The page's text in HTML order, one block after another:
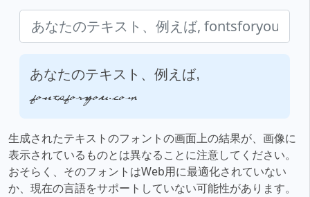
あなたのテキスト、例えば,
fontsforyou.com
生成されたテキストのフォントの画面上の結果が、画像に
表示されているものとは異なることに注意してください。
おそらく、そのフォントはWeb用に最適化されていない
か、現在の言語をサポートしていない可能性があります。